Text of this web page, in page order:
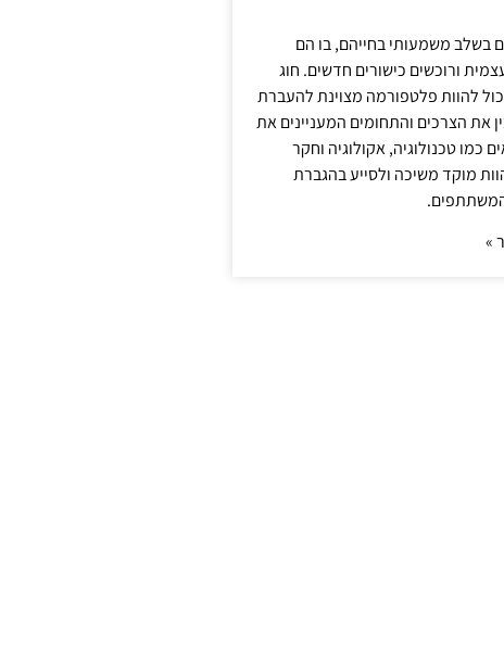
בשלב משמעותי בחייהם, בו הם
ורוכשים כישורים חדשים. חוג
להוות פלטפורמה מצוינת להעברת
את הצרכים והתחומים המעניינים את
כמו טכנולוגיה, אקולוגיה וחקר
מוקד משיכה ולסייע בהגברת
»